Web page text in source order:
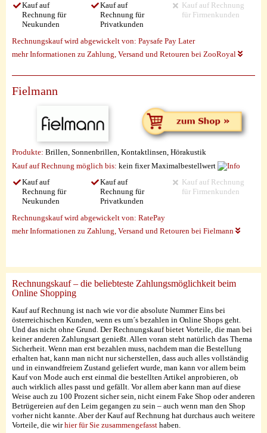
Kauf auf
Rechnung für
Neukunden
Kauf auf
Rechnung für
Privatkunden
Kauf auf Rechnung
für Firmenkunden
Rechnungskauf wird abgewickelt von: Paysafe Pay Later
mehr Informationen zu Zahlung, Versand und Retouren bei ZooRoyal
Fielmann
Produkte: Brillen, Sonnenbrillen, Kontaktlinsen, Hörakustik
Kauf auf Rechnung möglich bis: kein fixer Maximalbestellwert
Kauf auf
Rechnung für
Neukunden
Kauf auf
Rechnung für
Privatkunden
Kauf auf Rechnung
für Firmenkunden
Rechnungskauf wird abgewickelt von: RatePay
mehr Informationen zu Zahlung, Versand und Retouren bei Fielmann
Rechnungskauf – die beliebteste Zahlungsmöglichkeit beim
Online Shopping
Kauf auf Rechnung ist nach wie vor die absolute Nummer Eins bei
österreichischen Kunden, wenn es um´s bezahlen in Online Shops geht.
Und das nicht ohne Grund. Der Rechnungskauf bietet Vorteile, die man bei
keiner anderen Zahlungsart genießt. Allen voran steht natürlich das Thema
Sicherheit. Wenn man erst bezahlen muss, nachdem man die Bestellung
erhalten hat, kann man nicht nur sicherstellen, dass auch alles vollständig
und in einwandfreiem Zustand geliefert wurde, man kann vor allem beim
Kauf von Mode auch erst einmal die bestellten Artikel anprobieren, ob
auch wirklich alles passt und gefällt. Vor allem aber kann man auf diese
Weise auch zu 100 Prozent sicher sein, nicht einem Fake Shop oder anderen
Betrügereien auf den Leim gegangen zu sein – auch wenn man den Shop
vorher nicht kannte. Aber der Kauf auf Rechnung hat durchaus auch weitere
Vorteile, die wirhier für Sie zusammengefasst haben.